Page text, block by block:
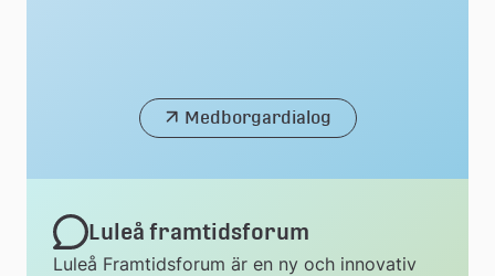
Medborgardialog
Luleå framtidsforum
Luleå Framtidsforum är en ny och innovativ